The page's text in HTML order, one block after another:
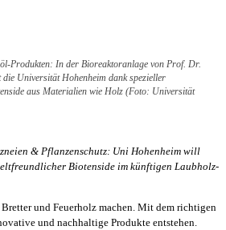
Produkten: In der Bioreaktoranlage von Prof. Dr.
Universität Hohenheim dank spezieller
aus Materialien wie Holz (Foto: Universität
& Pflanzenschutz: Uni Hohenheim will
Biotenside im künftigen Laubholz-
und Feuerholz machen. Mit dem richtigen
und nachhaltige Produkte entstehen.